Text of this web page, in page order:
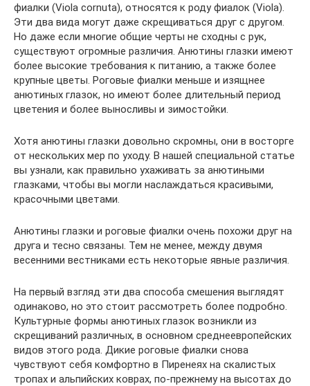
фиалки (Viola cornuta), относятся к роду фиалок (Viola).
Эти два вида могут даже скрещиваться друг с другом.
Но даже если многие общие черты не сходны с рук,
существуют огромные различия. Анютины глазки имеют
более высокие требования к питанию, а также более
крупные цветы. Роговые фиалки меньше и изящнее
анютиных глазок, но имеют более длительный период
цветения и более выносливы и зимостойки.
Хотя анютины глазки довольно скромны, они в восторге
от нескольких мер по уходу. В нашей специальной статье
вы узнали, как правильно ухаживать за анютиными
глазками, чтобы вы могли наслаждаться красивыми,
красочными цветами.
Анютины глазки и роговые фиалки очень похожи друг на
друга и тесно связаны. Тем не менее, между двумя
весенними вестниками есть некоторые явные различия.
На первый взгляд эти два способа смешения выглядят
одинаково, но это стоит рассмотреть более подробно.
Культурные формы анютиных глазок возникли из
скрещиваний различных, в основном среднеевропейских
видов этого рода. Дикие роговые фиалки снова
чувствуют себя комфортно в Пиренеях на скалистых
тропах и альпийских коврах, по-прежнему на высотах до